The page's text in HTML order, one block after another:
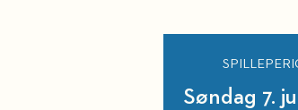
Søndag 7.